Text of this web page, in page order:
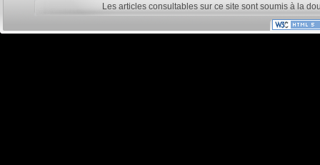
Les articles consultables sur ce site sont soumis à la